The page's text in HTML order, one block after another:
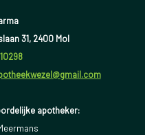
31, 2400 Mol
apotheker: